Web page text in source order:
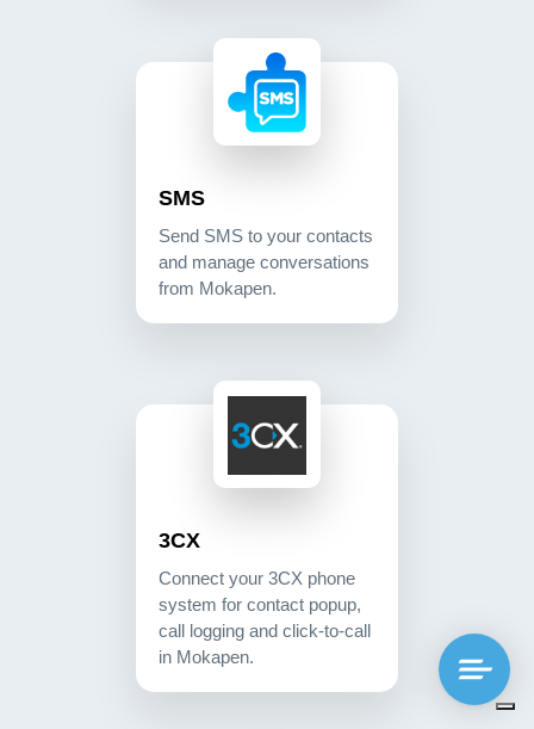
sms send sms to your contacts and manage
communication
SMS
Send SMS to your contacts
and manage conversations
from Mokapen.
3cx connect your 3cx phone system for contact
communication
3CX
Connect your 3CX phone
system for contact popup,
call logging and click-to-call
in Mokapen.